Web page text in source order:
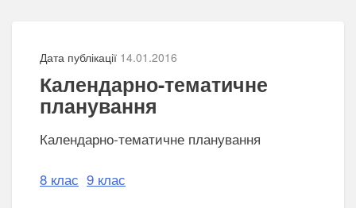
Дата публікації 14.01.2016
Календарно-тематичне
планування
Календарно-тематичне планування
8 клас 9 клас